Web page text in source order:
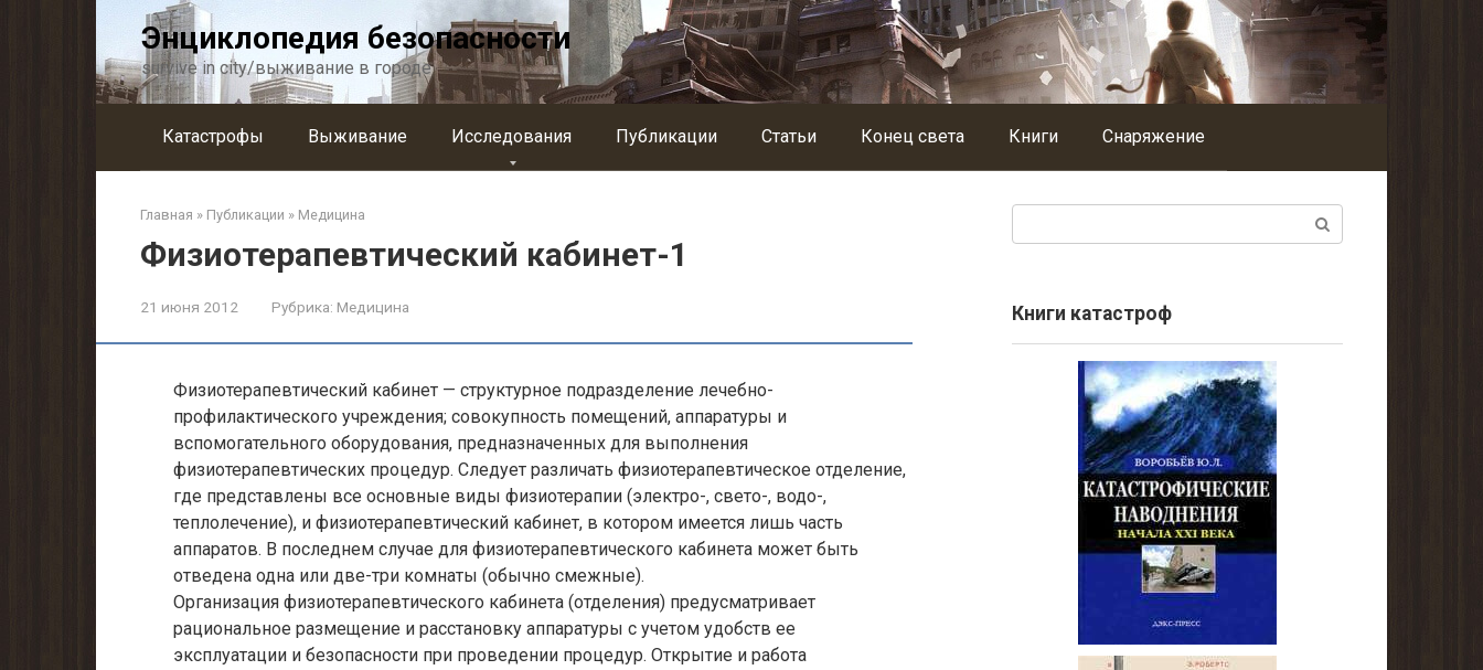
Энциклопедия безопасности
survive in city/выживание в городе
Катастрофы Выживание Исследования Публикации Статьи Конец света Книги Снаряжение
Главная » Публикации » Медицина
Физиотерапевтический кабинет-1
21 июня 2012 Рубрика: Медицина
Физиотерапевтический кабинет — структурное подразделение лечебно-
профилактического учреждения; совокупность помещений, аппаратуры и
вспомогательного оборудования, предназначенных для выполнения
физиотерапевтических процедур. Следует различать физиотерапевтическое отделение,
где представлены все основные виды физиотерапии (электро-, свето-, водо-,
теплолечение), и физиотерапевтический кабинет, в котором имеется лишь часть
аппаратов. В последнем случае для физиотерапевтического кабинета может быть
отведена одна или две-три комнаты (обычно смежные).
Организация физиотерапевтического кабинета (отделения) предусматривает
рациональное размещение и расстановку аппаратуры с учетом удобств ее
эксплуатации и безопасности при проведении процедур. Открытие и работа
Книги катастроф